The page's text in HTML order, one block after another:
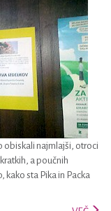
obiskali najmlajši, otroci
a poučnih
kako sta Pika in Packa